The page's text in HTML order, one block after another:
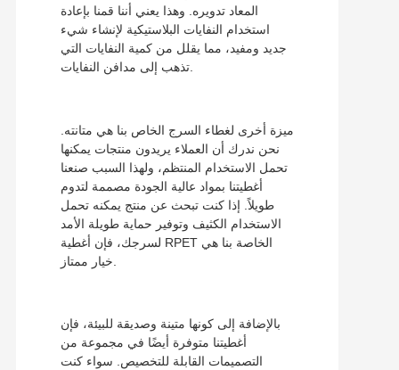
المعاد تدويره. وهذا يعني أننا قمنا بإعادة
استخدام النفايات البلاستيكية لإنشاء شيء
جديد ومفيد، مما يقلل من كمية النفايات التي
تذهب إلى مدافن النفايات.
ميزة أخرى لغطاء السرج الخاص بنا هي متانته.
نحن ندرك أن العملاء يريدون منتجات يمكنها
تحمل الاستخدام المنتظم، ولهذا السبب صنعنا
أغطيتنا بمواد عالية الجودة مصممة لتدوم
طويلاً. إذا كنت تبحث عن منتج يمكنه تحمل
الاستخدام الكثيف وتوفير حماية طويلة الأمد
لسرجك، فإن أغطية RPET الخاصة بنا هي
بالإضافة إلى كونها متينة وصديقة للبيئة، فإن
أغطيتنا متوفرة أيضًا في مجموعة من
التصميمات القابلة للتخصيص. سواء كنت